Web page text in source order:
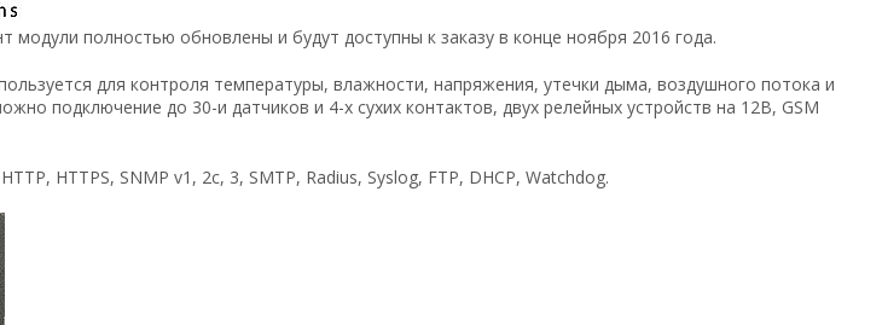
модули полностью обновлены и будут доступны к заказу в конце ноября 2016 года.
для контроля температуры, влажности, напряжения, утечки дыма, воздушного потока и
подключение до 30-и датчиков и 4-х сухих контактов, двух релейных устройств на 12В, GSM
HTTPS, SNMP v1, 2c, 3, SMTP, Radius, Syslog, FTP, DHCP, Watchdog.